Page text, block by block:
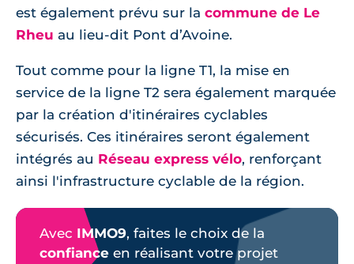
est également prévu sur la commune de Le
Rheu au lieu-dit Pont d’Avoine.
Tout comme pour la ligne T1, la mise en
service de la ligne T2 sera également marquée
par la création d'itinéraires cyclables
sécurisés. Ces itinéraires seront également
intégrés au Réseau express vélo, renforçant
ainsi l'infrastructure cyclable de la région.
Avec IMMO9, faites le choix de la
confiance en réalisant votre projet